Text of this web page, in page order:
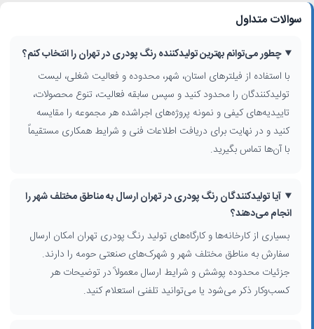
نزدیک‌ترین تولیدکننده را برای ثبت سفارش، استعلام قیمت یا همکاری
تجاری انتخاب کنید.
خدمات و محصولات متداول در تولید رنگ پودری تهران
کسب‌وکارهای ثبت‌شده در دستهتولید رنگ پودری در تهرانمعمولاً خدمات و
محصولات زیر را ارائه می‌کنند:
تولید انواع رنگ پودری الکترواستاتیک بر پایه اپوکسی، پلی‌استر و هیبرید
فروش عمده رنگ پودری برای خطوط رنگ و کارگاه‌های پوشش‌دهی
تامینمواد اولیه رنگ پودری
همکاری در پروژه‌های صنعتی، ساختمانی، لوازم خانگی و پروفیل آلومینیوم
بسیاری از این شرکت‌ها علاوه‌بر تولید، در زمینهخط تولید رنگ پودری، نصب
و راه‌اندازی تجهیزات و بهینه‌سازی مصرف پودر نیز مشاوره تخصصی ارائه
می‌دهند.
نکات مهم در انتخاب تولیدکننده رنگ پودری در تهران
هنگام بررسی نتایج
تولید رنگ پودری در تهران ، توجه به چند عامل به انتخاب
بهتر کمک می‌کند:
سوالات متداول
چطور می‌توانم بهترین تولیدکننده رنگ پودری در تهران را انتخاب کنم؟
با استفاده از فیلترهای استان، شهر، محدوده و فعالیت شغلی، لیست
تولیدکنندگان را محدود کنید و سپس سابقه فعالیت، تنوع محصولات،
تاییدیه‌های کیفی و نمونه پروژه‌های اجراشده هر مجموعه را مقایسه
کنید و در نهایت برای دریافت اطلاعات فنی و شرایط همکاری مستقیماً
با آن‌ها تماس بگیرید.
آیا تولیدکنندگان رنگ پودری در تهران ارسال به مناطق مختلف شهر را
انجام می‌دهند؟
بسیاری از کارخانه‌ها و کارگاه‌های تولید رنگ پودری تهران امکان ارسال
سفارش به مناطق مختلف شهر و شهرک‌های صنعتی حومه را دارند.
جزئیات محدوده پوشش و شرایط ارسال معمولاً در توضیحات هر
کسب‌وکار ذکر می‌شود یا می‌توانید تلفنی استعلام کنید.